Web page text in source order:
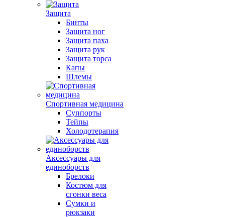
Защита
Бинты
Защита ног
Защита паха
Защита рук
Защита торса
Капы
Шлемы
Спортивная медицина
Суппорты
Тейпы
Холодотерапия
Аксессуары для
единоборств
Брелоки
Костюм для
сгонки веса
Сумки и
рюкзаки